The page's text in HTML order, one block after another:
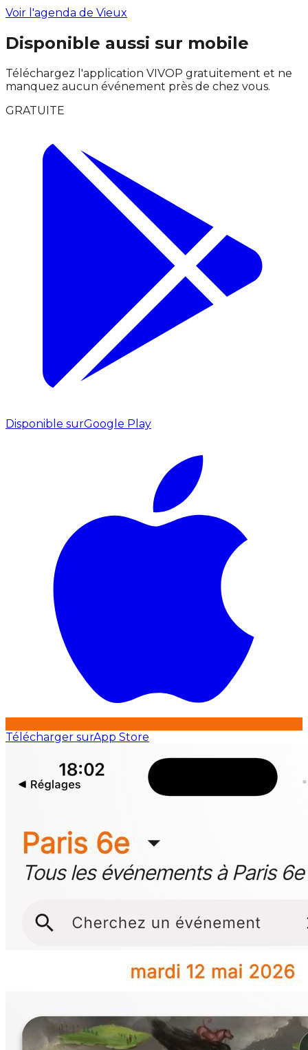
Voir l'agenda de Vieux
Disponible aussi sur mobile
Téléchargez l'application VIVOP gratuitement et ne
manquez aucun événement près de chez vous.
GRATUITE
Disponible surGoogle Play
Télécharger surApp Store